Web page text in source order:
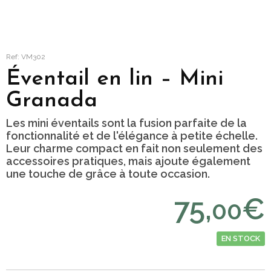
Ref: VM302
Éventail en lin – Mini
Granada
Les mini éventails sont la fusion parfaite de la
fonctionnalité et de l'élégance à petite échelle.
Leur charme compact en fait non seulement des
accessoires pratiques, mais ajoute également
une touche de grâce à toute occasion.
75,00€
EN STOCK